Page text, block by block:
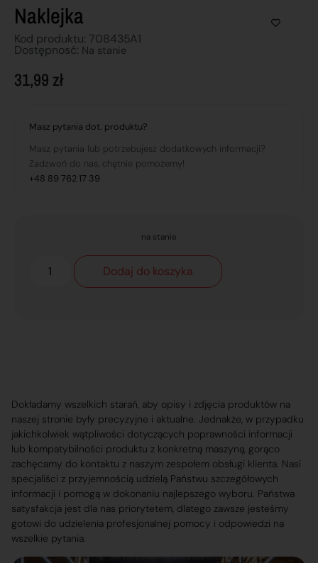
Naklejka
Kod produktu: 708435A1
Dostępnosć: Na stanie
31,99 zł
Masz pytania dot. produktu?
Masz pytania lub potrzebujesz dodatkowych informacji?
Zadzwoń do nas, chętnie pomożemy!
+48 89 762 17 39
na stanie
Dodaj do koszyka
Dokładamy wszelkich starań, aby opisy i zdjęcia produktów na
naszej stronie były precyzyjne i aktualne. Jednakże, w przypadku
jakichkolwiek wątpliwości dotyczących poprawności informacji
lub kompatybilności produktu z konkretną maszyną, gorąco
zachęcamy do kontaktu z naszym zespołem obsługi klienta. Nasi
specjaliści z przyjemnością udzielą Państwu szczegółowych
informacji i pomogą w dokonaniu najlepszego wyboru. Państwa
satysfakcja jest dla nas priorytetem, dlatego zawsze jesteśmy
gotowi do udzielenia profesjonalnej pomocy i odpowiedzi na
wszelkie pytania.